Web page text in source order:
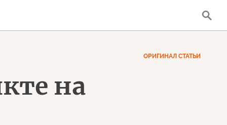
ОРИГИНАЛ СТАТЬИ
на